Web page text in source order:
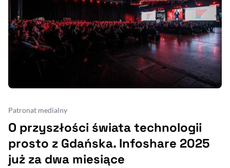
Patronat medialny
O przyszłości świata technologii
prosto z Gdańska. Infoshare 2025
już za dwa miesiące